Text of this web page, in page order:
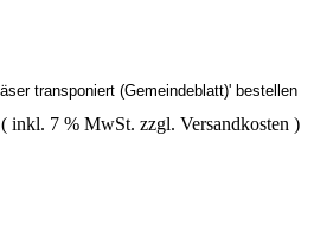
( inkl. 7 % MwSt. zzgl. Versandkosten )